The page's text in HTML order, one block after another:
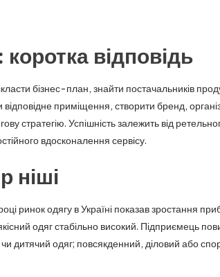
відповідь
бізнес-план, знайти постачальників
приміщення, створити бренд,
стратегію. Успішність залежить від
вдосконалення сервісу.
ніші
ринок одягу в Україні показав зростання
одяг стабільно високий. Підприємець
дитячий одяг; повсякденний, діловий або